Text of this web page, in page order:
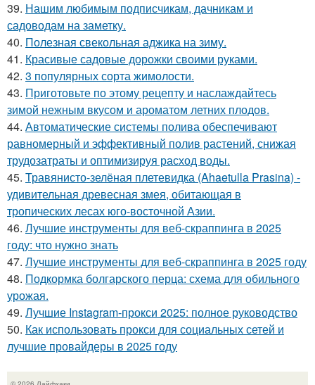
39. Нашим любимым подписчикам, дачникам и
садоводам на заметку.
40. Полезная свекольная аджика на зиму.
41. Красивые садовые дорожки своими руками.
42. 3 популярных сорта жимолости.
43. Приготовьте по этому рецепту и наслаждайтесь
зимой нежным вкусом и ароматом летних плодов.
44. Автоматические системы полива обеспечивают
равномерный и эффективный полив растений, снижая
трудозатраты и оптимизируя расход воды.
45. Травянисто-зелёная плетевидка (Ahaetulla Prasina) -
удивительная древесная змея, обитающая в
тропических лесах юго-восточной Азии.
46. Лучшие инструменты для веб-скраппинга в 2025
году: что нужно знать
47. Лучшие инструменты для веб-скраппинга в 2025 году
48. Подкормка болгарского перца: схема для обильного
урожая.
49. Лучшие Instagram-прокси 2025: полное руководство
50. Как использовать прокси для социальных сетей и
лучшие провайдеры в 2025 году